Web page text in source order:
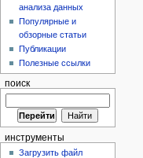
анализа данных
Популярные и
обзорные статьи
Публикации
Полезные ссылки
поиск
инструменты
Загрузить файл